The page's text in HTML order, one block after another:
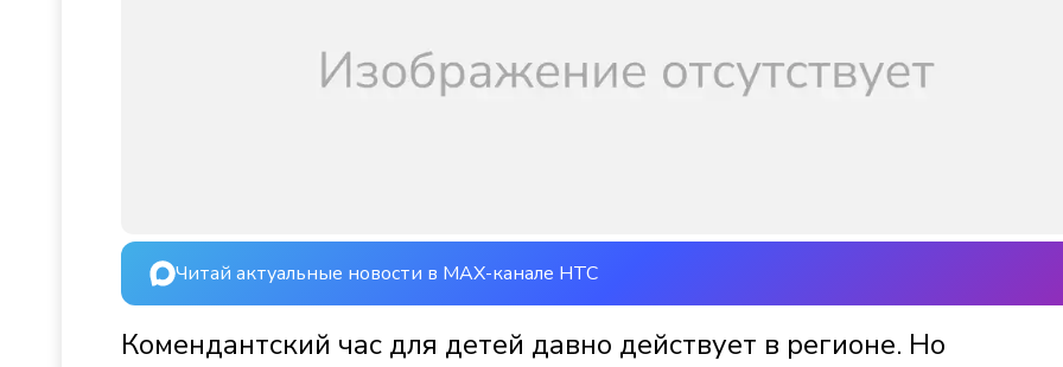
Читай актуальные новости в MAX-канале НТС
Комендантский час для детей давно действует в регионе. Но